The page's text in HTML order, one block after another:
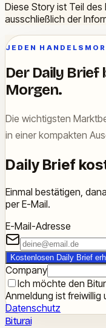
Diese Story ist Teil
ausschließlich der
JEDEN
Der Daily
Morgen.
Die wichtigsten
in einer kompakten
Daily Brief
Einmal bestätigen,
per E-Mail.
E-Mail-Adresse
Kostenlosen Daily Brief
Company
Ich möchte den
Anmeldung ist freiwillig
Datenschutz
Biturai